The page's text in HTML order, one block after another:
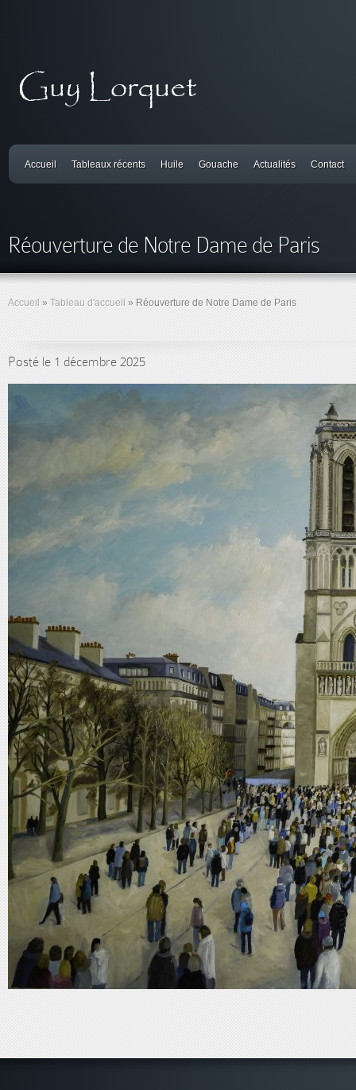
Accueil Tableaux récents Huile Gouache Actualités Contact
Réouverture de Notre Dame de Paris
Accueil » Tableau d'accueil » Réouverture de Notre Dame de Paris
Posté le 1 décembre 2025